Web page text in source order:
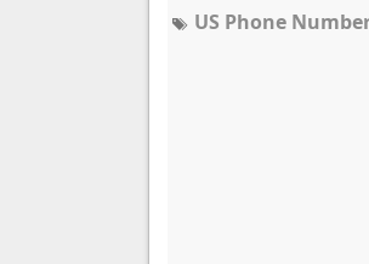
US Phone